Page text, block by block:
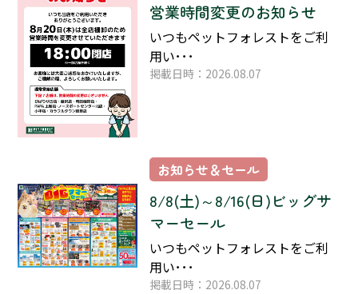
営業時間変更のお知らせ
いつもペットフォレストをご利
用い･･･
掲載日時：2026.08.07
お知らせ＆セール
8/8(土)～8/16(日)ビッグサ
マーセール
いつもペットフォレストをご利
用い･･･
掲載日時：2026.08.07